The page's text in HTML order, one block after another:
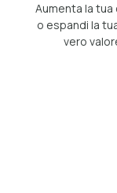
Aumenta la
o espandi la
vero